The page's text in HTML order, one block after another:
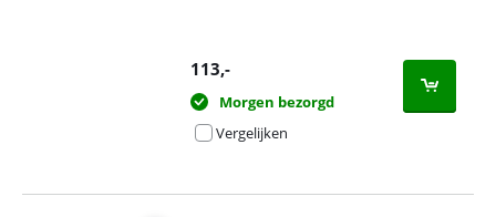
113,-
Morgen bezorgd
Vergelijken